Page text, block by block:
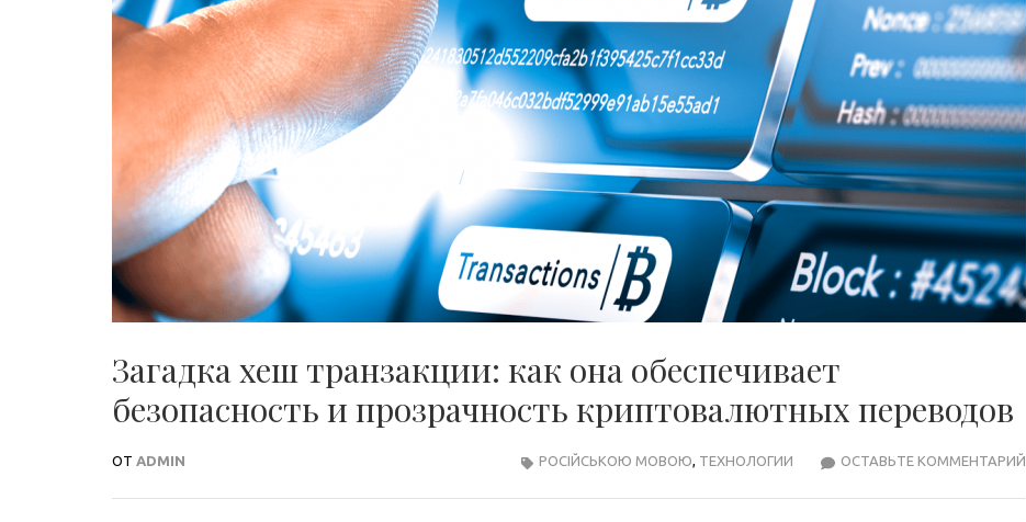
Загадка хеш транзакции: как она обеспечивает
безопасность и прозрачность криптовалютных переводов
ОТ ADMIN ОСТАВЬТЕ КОММЕНТАРИЙ
РОСІЙСЬКОЮ МОВОЮ ТЕХНОЛОГИИ